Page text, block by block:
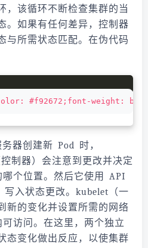
，该循环不断检查集群的当
。如果有任何差异，控制器
与所需状态匹配。在伪代码
#f92672;font-weight:
器创建新 Pod 时，
制器）会注意到更改并决定
个位置。然后它使用 API
入状态更改。kubelet（一
新的变化并设置所需的网络
访问。在这里，两个独立
态变化做出反应，以使集群